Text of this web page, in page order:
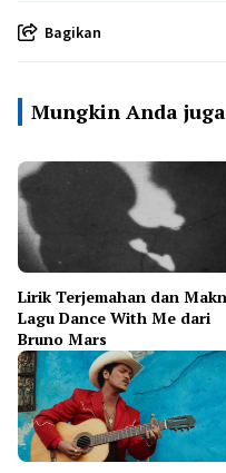
Bagikan
Mungkin Anda
Lirik Terjemahan dan
Lagu Dance With Me dari
Bruno Mars